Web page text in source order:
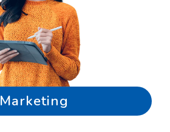
Marketing